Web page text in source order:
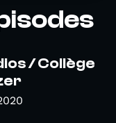
/ Collège